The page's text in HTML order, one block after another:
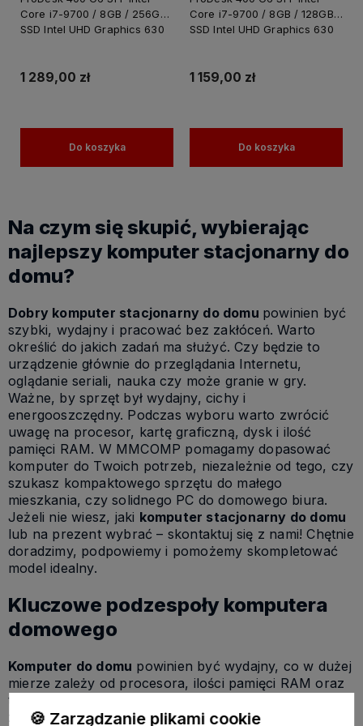
Core i7-9700 / 8GB / 256GB
SSD Intel UHD Graphics 630
1 289,00 zł
Do koszyka
Core i7-9700 / 8GB / 128GB
SSD Intel UHD Graphics 630
1 159,00 zł
Do koszyka
Na czym się skupić, wybierając
najlepszy komputer stacjonarny do
domu?
Dobry komputer stacjonarny do domu powinien być
szybki, wydajny i pracować bez zakłóceń. Warto
określić do jakich zadań ma służyć. Czy będzie to
urządzenie głównie do przeglądania Internetu,
oglądanie seriali, nauka czy może granie w gry.
Ważne, by sprzęt był wydajny, cichy i
energooszczędny. Podczas wyboru warto zwrócić
uwagę na procesor, kartę graficzną, dysk i ilość
pamięci RAM. W MMCOMP pomagamy dopasować
komputer do Twoich potrzeb, niezależnie od tego, czy
szukasz kompaktowego sprzętu do małego
mieszkania, czy solidnego PC do domowego biura.
Jeżeli nie wiesz, jaki komputer stacjonarny do domu
lub na prezent wybrać – skontaktuj się z nami! Chętnie
doradzimy, podpowiemy i pomożemy skompletować
model idealny.
Kluczowe podzespoły komputera
domowego
Komputer do domu powinien być wydajny, co w dużej
mierze zależy od procesora, ilości pamięci RAM oraz
typu dysku twardego. Dla komfortu użytkowania
zalecamy co najmniej 8 GB RAM i szybki dysk SSD,
🍪 Zarządzanie plikami cookie